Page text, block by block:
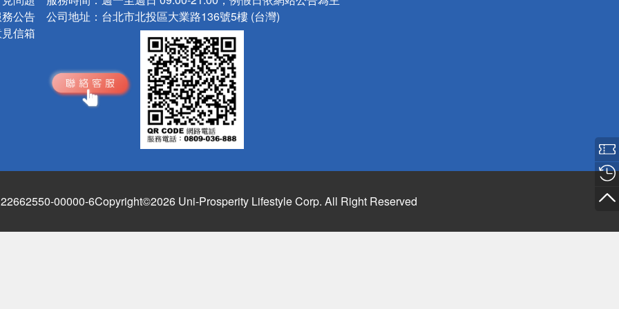
公告
信箱
公司地址： 台北市北投區大業路136號5樓 (台灣)
00000-6Copyright©2026 Uni-Prosperity Lifestyle Corp. All Right Reserved